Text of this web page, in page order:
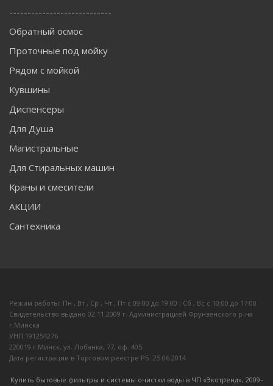
----------------------------
Обратный осмос
Проточные под мойку
Рядом с мойкой
Кувшины
Диспенсеры
Для Душа
Магистральные
Для Стиральных машин
Краны и смесители
АКЦИИ
Сантехника
Режим работы: Пн , Вт , Ср , Чт , Пт c 09:00 до 19:00 ; Сб , Вс c 10:00 до 17:00
Свидетельство выдано 02.11.2009 г. Администрацией Фрунзенского р-на
г.Минска
УНП 191254276
220019 г.Минск, ул. Лобанка, 77, оф. 405
Дата регистрации в Торговом реестре РБ: 25.06.2014
Купить бытовые фильтры и системы очистки воды в ЧП «Экотренд», 2009–